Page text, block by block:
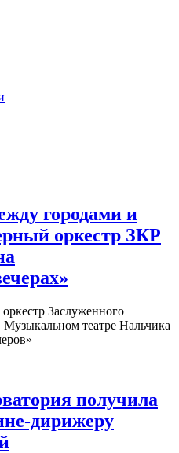
городами и
оркестр ЗКР
Заслуженного
театре Нальчика
—
получила
дирижеру